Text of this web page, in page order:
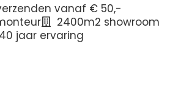
vanaf € 50,-
2400m2 showroom
40 jaar ervaring